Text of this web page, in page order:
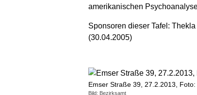
amerikanischen
Sponsoren dieser Tafel:
(30.04.2005)
Emser Straße 39, 27.2.2013, Foto:
Bild: Bezirksamt